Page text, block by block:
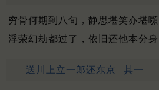
穷骨何期到八旬，静思堪笑亦堪嚬
浮荣幻劫都过了，依旧还他本分身
送川上立一郎还东京 其一